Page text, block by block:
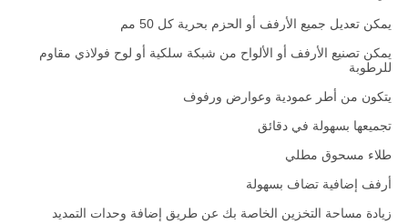
يمكن تعديل جميع الأرفف أو الحزم بحرية كل 50 مم
يمكن تصنيع الأرفف أو الألواح من شبكة سلكية أو لوح فولاذي مقاوم
للرطوبة
يتكون من أطر عمودية وعوارض ورفوف
تجميعها بسهولة في دقائق
طلاء مسحوق مطلي
أرفف إضافية تضاف بسهولة
زيادة مساحة التخزين الخاصة بك عن طريق إضافة وحدات التمديد